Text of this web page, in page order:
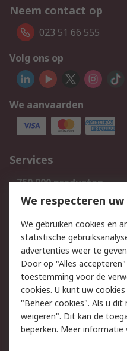
Neem contact op
023 51 66 555
Volg ons op
We aanvaarden
Services
750.000 producten
Bestellen
Track & Trace
Wettelijk
Cookiebeleid
Privacybeleid
Algemene
verkoopvoorwaarden
We respecteren
We gebruiken cookies en
statistische
advertenties weer te
Door op "Alles
toestemming voor de
cookies. U kunt uw
"Beheer cookies". Als u
weigeren". Dit kan de
beperken. Meer informatie